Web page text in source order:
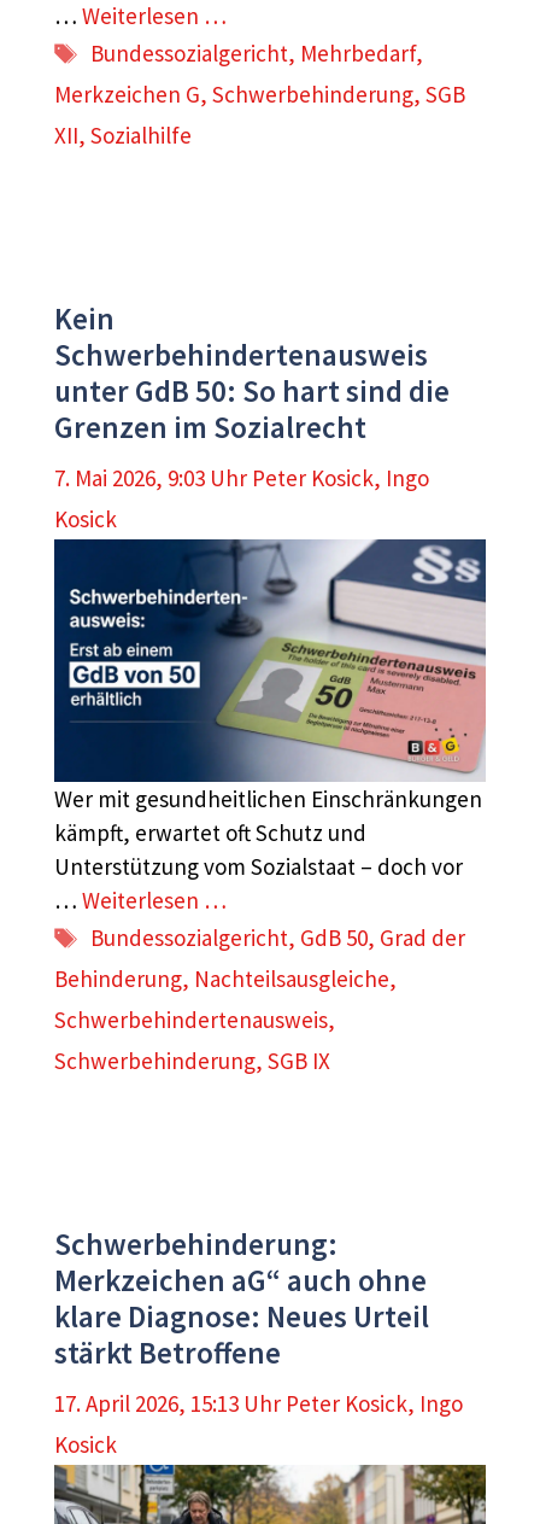
… Weiterlesen …
Schlagwörter
Bundessozialgericht, Mehrbedarf,
Merkzeichen G, Schwerbehinderung, SGB
XII, Sozialhilfe
Kein
Schwerbehindertenausweis
unter GdB 50: So hart sind die
Grenzen im Sozialrecht
7. Mai 2026, 9:03 Uhr Peter Kosick, Ingo
Kosick
Wer mit gesundheitlichen Einschränkungen
kämpft, erwartet oft Schutz und
Unterstützung vom Sozialstaat – doch vor
… Weiterlesen …
Schlagwörter
Bundessozialgericht, GdB 50, Grad der
Behinderung, Nachteilsausgleiche,
Schwerbehindertenausweis,
Schwerbehinderung, SGB IX
Schwerbehinderung:
Merkzeichen aG“ auch ohne
klare Diagnose: Neues Urteil
stärkt Betroffene
17. April 2026, 15:13 Uhr Peter Kosick, Ingo
Kosick